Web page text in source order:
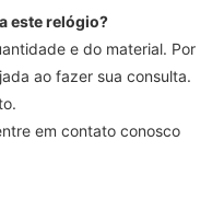
este relógio?
e do material. Por
ao fazer sua consulta.
em contato conosco